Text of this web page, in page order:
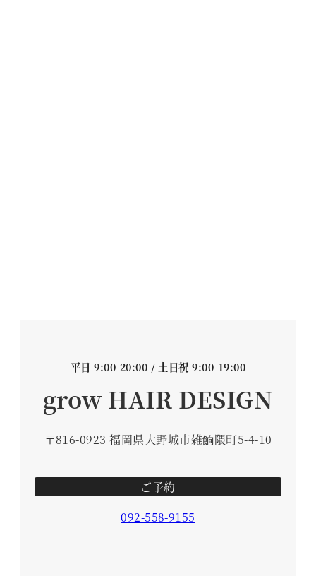
平日 9:00-20:00 / 土日祝 9:00-19:00
grow HAIR DESIGN
〒816-0923 福岡県大野城市雑餉隈町5-4-10
ご予約
092-558-9155